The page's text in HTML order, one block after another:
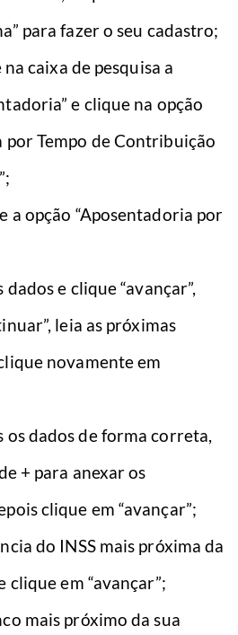
para fazer o seu cadastro;
caixa de pesquisa a
e clique na opção
por Tempo de Contribuição
a opção “Aposentadoria por
dados e clique “avançar”,
leia as próximas
novamente em
os dados de forma correta,
+ para anexar os
clique em “avançar”;
do INSS mais próxima da
clique em “avançar”;
mais próximo da sua